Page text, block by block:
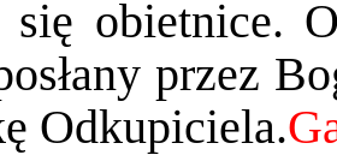
się obietnice.
przez
Odkupiciela.